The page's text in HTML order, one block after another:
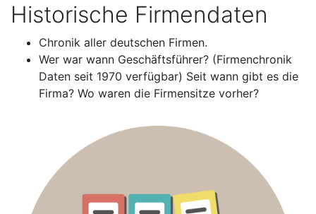
Historische Firmendaten
Chronik aller deutschen Firmen.
Wer war wann Geschäftsführer? (Firmenchronik
Daten seit 1970 verfügbar) Seit wann gibt es die
Firma? Wo waren die Firmensitze vorher?